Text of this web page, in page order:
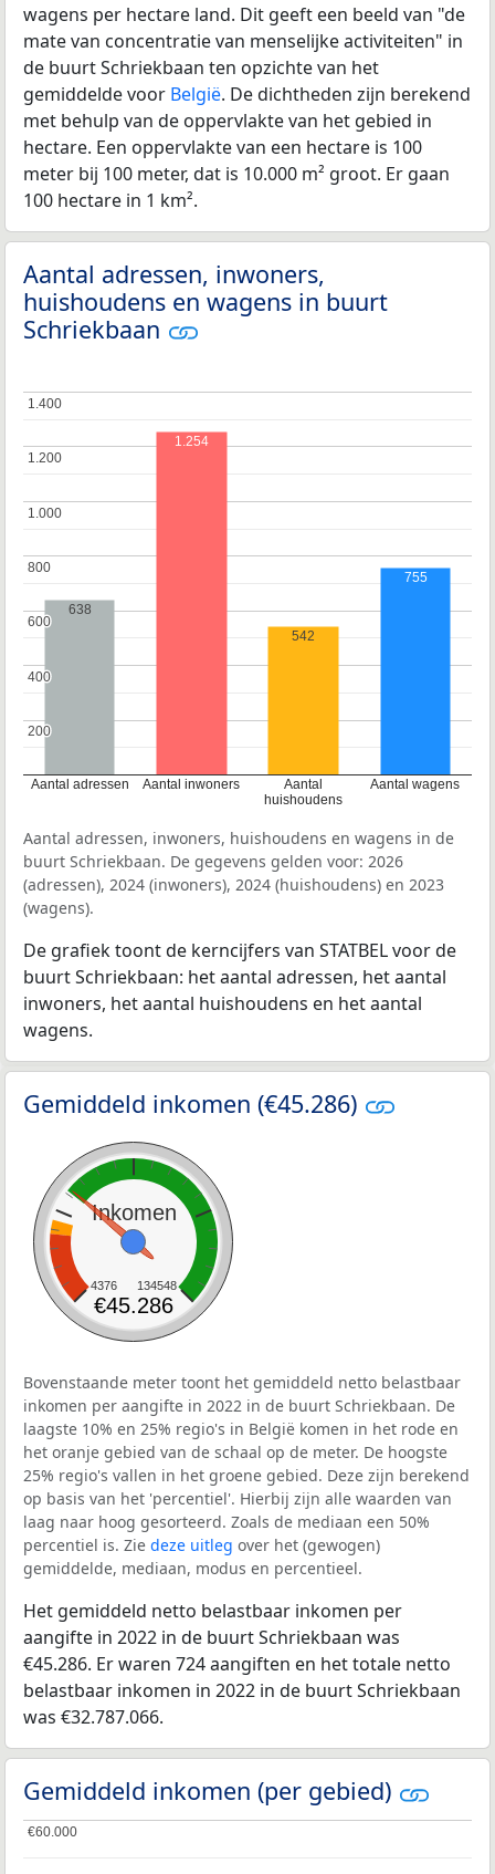
wagens per hectare land. Dit geeft een beeld van "de
mate van concentratie van menselijke activiteiten" in
de buurt Schriekbaan ten opzichte van het
gemiddelde voor België. De dichtheden zijn berekend
met behulp van de oppervlakte van het gebied in
hectare. Een oppervlakte van een hectare is 100
meter bij 100 meter, dat is 10.000 m² groot. Er gaan
100 hectare in 1 km².
Aantal adressen, inwoners,
huishoudens en wagens in buurt
Schriekbaan
Aantal adressen Aantal inwoners
Aantal
huishoudens
Aantal wagens
200
200
400
400
600
600
800
800
1.000
1.000
1.200
1.200
1.400
1.400
638
1.254
542
755
Aantal adressen, inwoners, huishoudens en wagens in de
buurt Schriekbaan. De gegevens gelden voor: 2026
(adressen), 2024 (inwoners), 2024 (huishoudens) en 2023
(wagens).
De grafiek toont de kerncijfers van STATBEL voor de
buurt Schriekbaan: het aantal adressen, het aantal
inwoners, het aantal huishoudens en het aantal
wagens.
Gemiddeld inkomen (€45.286)
Inkomen
4376 134548
€45.286
Bovenstaande meter toont het gemiddeld netto belastbaar
inkomen per aangifte in 2022 in de buurt Schriekbaan. De
laagste 10% en 25% regio's in België komen in het rode en
het oranje gebied van de schaal op de meter. De hoogste
25% regio's vallen in het groene gebied. Deze zijn berekend
op basis van het 'percentiel'. Hierbij zijn alle waarden van
laag naar hoog gesorteerd. Zoals de mediaan een 50%
percentiel is. Zie deze uitleg over het (gewogen)
gemiddelde, mediaan, modus en percentieel.
Het gemiddeld netto belastbaar inkomen per
aangifte in 2022 in de buurt Schriekbaan was
€45.286. Er waren 724 aangiften en het totale netto
belastbaar inkomen in 2022 in de buurt Schriekbaan
was €32.787.066.
Gemiddeld inkomen (per gebied)
€60.000
€60.000